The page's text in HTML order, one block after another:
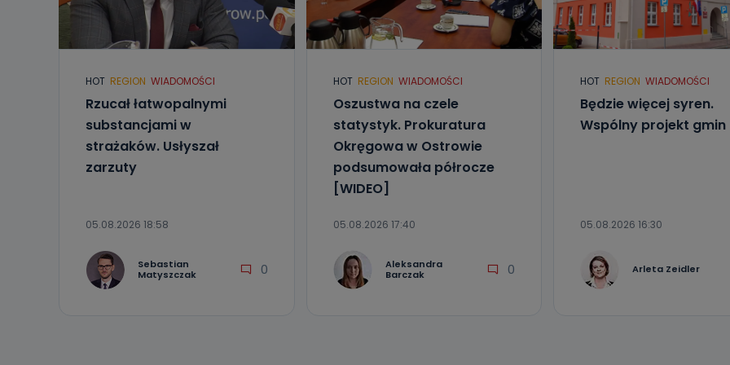
HOT REGION WIADOMOŚCI
Rzucał łatwopalnymi
substancjami w
strażaków. Usłyszał
zarzuty
05.08.2026 18:58
Sebastian
Matyszczak
0
HOT REGION WIADOMOŚCI
Oszustwa na czele
statystyk. Prokuratura
Okręgowa w Ostrowie
podsumowała półrocze
[WIDEO]
05.08.2026 17:40
Aleksandra
Barczak
0
HOT REGION WIADOMOŚCI
Będzie więcej syren.
Wspólny projekt gmin
05.08.2026 16:30
Arleta Zeidler